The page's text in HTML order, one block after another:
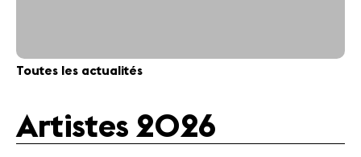
Toutes les actualités
Artistes 2026